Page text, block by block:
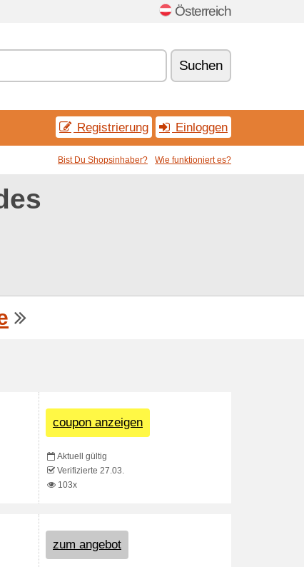
Österreich
Suchen
Registrierung Einloggen
Bist Du Shopsinhaber? Wie funktioniert es?
coupon anzeigen
Aktuell gültig
Verifizierte 27.03.
103x
zum angebot